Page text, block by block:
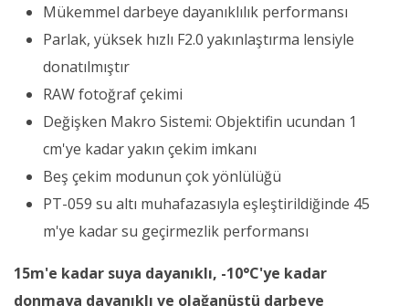
Mükemmel darbeye dayanıklılık performansı
Parlak, yüksek hızlı F2.0 yakınlaştırma lensiyle
donatılmıştır
RAW fotoğraf çekimi
Değişken Makro Sistemi: Objektifin ucundan 1
cm'ye kadar yakın çekim imkanı
Beş çekim modunun çok yönlülüğü
PT-059 su altı muhafazasıyla eşleştirildiğinde 45
m'ye kadar su geçirmezlik performansı
15m'e kadar suya dayanıklı, -10°C'ye kadar
donmaya dayanıklı ve olağanüstü darbeye